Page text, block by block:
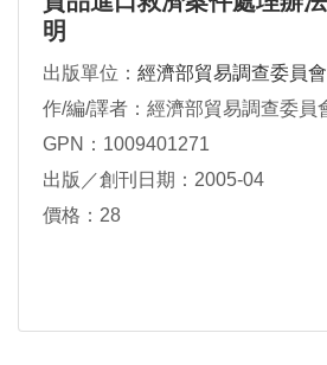
明
出版單位： 經濟部貿易調查委員會
作/編/譯者：經濟部貿易調查委員
GPN：1009401271
出版／創刊日期：2005-04
價格：28